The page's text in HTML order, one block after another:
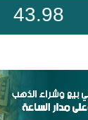
43.98